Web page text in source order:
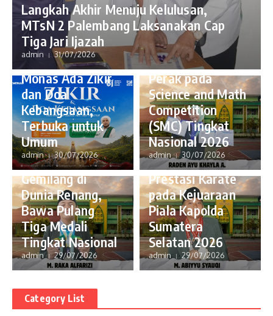
Langkah Akhir Menuju Kelulusan,
MTsN 2 Palembang Laksanakan Cap
Tiga Jari Ijazah
admin 31/07/2026
Berita
1 Agustus di
Monas Ada Zikir
dan Doa
Kebangsaan,
Terbuka untuk
Umum
admin 30/07/2026
Berita
Raih Tiga Medali
Perak pada
Science and Math
Competition
(SMC) Tingkat
Nasional 2026
admin 30/07/2026
Berita
M. Raka Alfarizi
Ukir Prestasi
Gemilang di
Dunia Renang,
Bawa Pulang
Tiga Medali
Tingkat Nasional
admin 29/07/2026
Berita
M. Abiyyu Syauqi
Tampil Gemilang,
Sumbangkan Dua
Prestasi Karate
pada Kejuaraan
Piala Kapolda
Sumatera
Selatan 2026
admin 29/07/2026
Category List